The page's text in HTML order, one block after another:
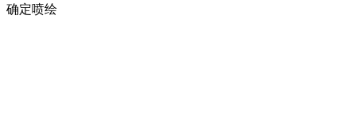
确定喷绘